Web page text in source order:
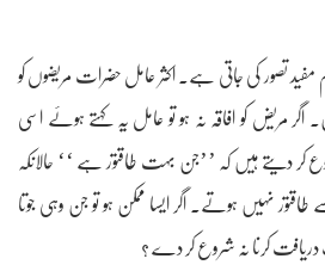
تصور کی جاتی ہے۔ اکثر عامل حضرات مریضوں کو
اگر مریض کو افاقہ نہ ہو تو عامل یہ کہتے ہوئے اسی
دیتے ہیں کہ ’’جن بہت طاقتور ہے ‘‘ حالانکہ
نہیں ہوتے۔ اگر ایسا ممکن ہو تو جن وہی جوتا
کرنا نہ شروع کر دے ؟